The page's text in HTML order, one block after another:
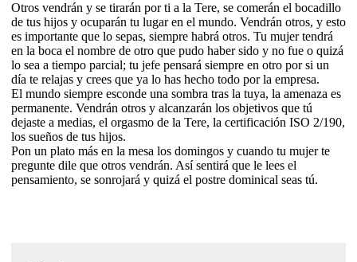
Otros vendrán y se tirarán por ti a la Tere, se comerán el bocadillo
de tus hijos y ocuparán tu lugar en el mundo. Vendrán otros, y esto
es importante que lo sepas, siempre habrá otros. Tu mujer tendrá
en la boca el nombre de otro que pudo haber sido y no fue o quizá
lo sea a tiempo parcial; tu jefe pensará siempre en otro por si un
día te relajas y crees que ya lo has hecho todo por la empresa.
El mundo siempre esconde una sombra tras la tuya, la amenaza es
permanente. Vendrán otros y alcanzarán los objetivos que tú
dejaste a medias, el orgasmo de la Tere, la certificación ISO 2/190,
los sueños de tus hijos.
Pon un plato más en la mesa los domingos y cuando tu mujer te
pregunte dile que otros vendrán. Así sentirá que le lees el
pensamiento, se sonrojará y quizá el postre dominical seas tú.